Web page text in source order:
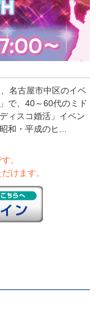
名古屋市中区のイベ
で、40～60代のミド
ィスコ婚活」イベン
和・平成のヒ...
。
けます。